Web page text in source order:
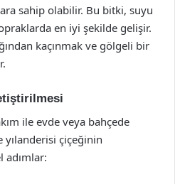
sahip olabilir. Bu bitki, suyu
en iyi şekilde gelişir.
kaçınmak ve gölgeli bir
ile evde veya bahçede
yılanderisi çiçeğinin
adımlar: